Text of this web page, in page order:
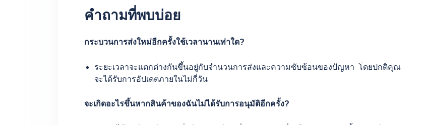
คำถามที่พบบ่อย
กระบวนการส่งใหม่อีกครั้งใช้เวลานานเท่าใด?
ระยะเวลาจะแตกต่างกันขึ้นอยู่กับจำนวนการส่งและความซับซ้อนของปัญหา โดยปกติคุณ
จะได้รับการอัปเดตภายในไม่กี่วัน
จะเกิดอะไรขึ้นหากสินค้าของฉันไม่ได้รับการอนุมัติอีกครั้ง?